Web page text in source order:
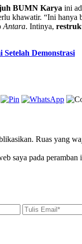
BUMN Karya ini
khawatir. “Ini hanya
Antara. Intinya,
Setelah Demonstrasi
Ruas yang
saya pada